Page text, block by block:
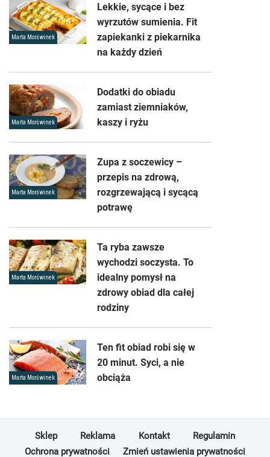
Marta Morświnek
Lekkie, sycące i bez
wyrzutów sumienia. Fit
zapiekanki z piekarnika
na każdy dzień
Marta Morświnek
Dodatki do obiadu
zamiast ziemniaków,
kaszy i ryżu
Marta Morświnek
Zupa z soczewicy –
przepis na zdrową,
rozgrzewającą i sycącą
potrawę
Marta Morświnek
Ta ryba zawsze
wychodzi soczysta. To
idealny pomysł na
zdrowy obiad dla całej
rodziny
Marta Morświnek
Ten fit obiad robi się w
20 minut. Syci, a nie
obciąża
Sklep Reklama Kontakt
Regulamin
Ochrona prywatności
Zmień ustawienia prywatności